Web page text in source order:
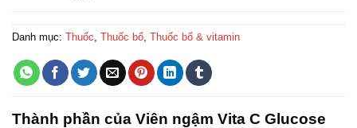
Danh mục: Thuốc Thuốc bổ Thuốc bổ & vitamin
Thành phần của Viên ngậm Vita C Glucose